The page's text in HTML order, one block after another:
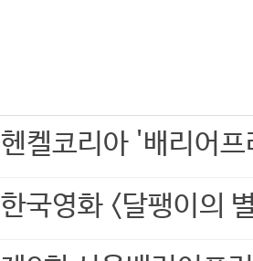
헨켈코리아 '배리어
한국영화 <달팽이의